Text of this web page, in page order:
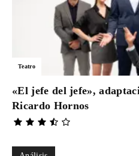
Teatro
«El jefe del jefe»,
Ricardo Hornos